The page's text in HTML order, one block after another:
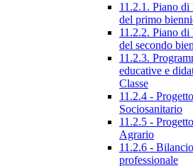
11.2.1. Piano
del primo
11.2.2. Piano
del secondo
11.2.3.
educative e
Classe
11.2.4 -
Sociosanitario
11.2.5 -
Agrario
11.2.6 -
professionale